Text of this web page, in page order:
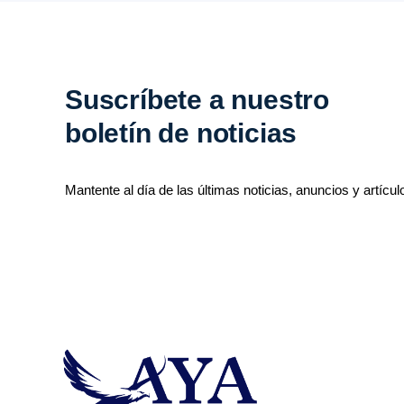
Suscríbete a nuestro
boletín de noticias
Mantente al día de las últimas noticias, anuncios y